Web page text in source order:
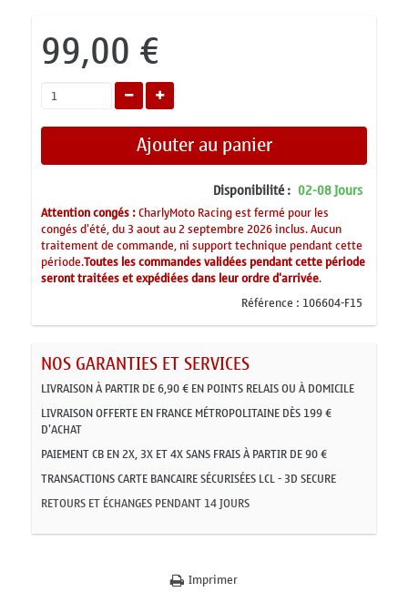
99,00 €
Ajouter au panier
Disponibilité : 02-08 Jours
Attention congés :CharlyMoto Racing est fermé pour les
congés d'été, du 3 aout au 2 septembre 2026 inclus. Aucun
traitement de commande, ni support technique pendant cette
période.Toutes les commandes validées pendant cette période
seront traitées et expédiées dans leur ordre d'arrivée.
Référence : 106604-F15
NOS GARANTIES ET SERVICES
LIVRAISON À PARTIR DE 6,90 € EN POINTS RELAIS OU À DOMICILE
LIVRAISON OFFERTE EN FRANCE MÉTROPOLITAINE DÈS 199 €
D'ACHAT
PAIEMENT CB EN 2X, 3X ET 4X SANS FRAIS À PARTIR DE 90 €
TRANSACTIONS CARTE BANCAIRE SÉCURISÉES LCL - 3D SECURE
RETOURS ET ÉCHANGES PENDANT 14 JOURS
Imprimer